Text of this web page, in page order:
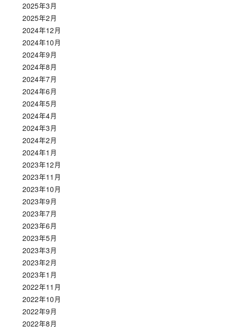
2025年3月
2025年2月
2024年12月
2024年10月
2024年9月
2024年8月
2024年7月
2024年6月
2024年5月
2024年4月
2024年3月
2024年2月
2024年1月
2023年12月
2023年11月
2023年10月
2023年9月
2023年7月
2023年6月
2023年5月
2023年3月
2023年2月
2023年1月
2022年11月
2022年10月
2022年9月
2022年8月